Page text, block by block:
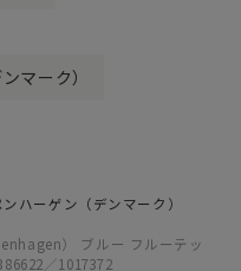
マーク）
ハーゲン（デンマーク）
） ブルー フルーテッ
／1017372